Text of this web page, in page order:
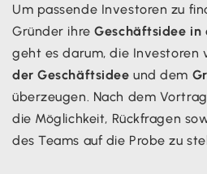
Um passende Investoren zu
Gründer ihreGeschäftsidee in
geht es darum, die Investoren
der Geschäftsidee und dem
überzeugen. Nach dem
die Möglichkeit, Rückfragen
des Teams auf die Probe zu